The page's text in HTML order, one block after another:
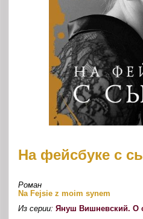
На фейсбуке с
Роман
Na Fejsie z moim synem
Из серии:Януш Вишневский. О